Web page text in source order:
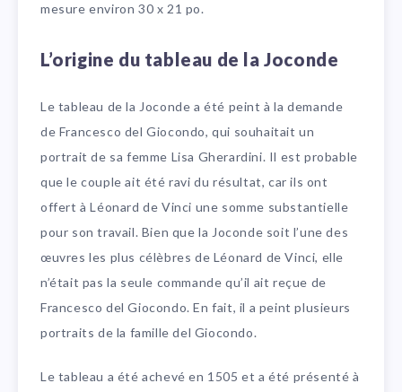
mesure environ 30 x 21 po.
L’origine du tableau de la Joconde
Le tableau de la Joconde a été peint à la demande
de Francesco del Giocondo, qui souhaitait un
portrait de sa femme Lisa Gherardini. Il est probable
que le couple ait été ravi du résultat, car ils ont
offert à Léonard de Vinci une somme substantielle
pour son travail. Bien que la Joconde soit l’une des
œuvres les plus célèbres de Léonard de Vinci, elle
n’était pas la seule commande qu’il ait reçue de
Francesco del Giocondo. En fait, il a peint plusieurs
portraits de la famille del Giocondo.
Le tableau a été achevé en 1505 et a été présenté à